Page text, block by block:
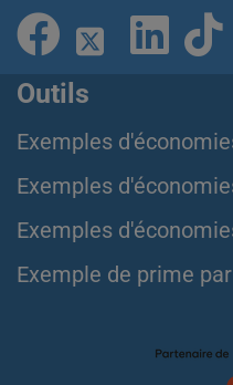
Outils
Exemples
Exemples
Exemples
Exemple de prime